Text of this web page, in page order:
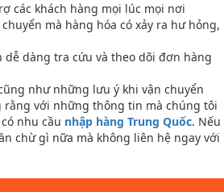
các khách hàng mọi lúc mọi nơi
mà hàng hóa có xảy ra hư hỏng,
dàng tra cứu và theo dõi đơn hàng
như những lưu ý khi vận chuyển
rằng với những thông tin mà chúng tôi
nhu cầu nhập hàng Trung Quốc. Nếu
chừ gì nữa mà không liên hệ ngay với